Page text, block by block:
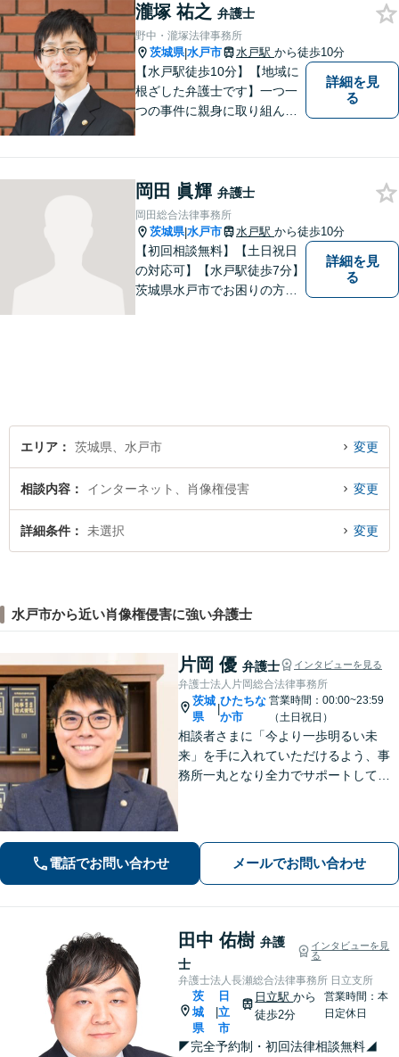
いたします。お困りごとがあ
ればお気軽にご相談くださ
い。
瀧塚 祐之 弁護士
野中・瀧塚法律事務所
茨城県|水戸市 水戸駅 から徒歩10分
【水戸駅徒歩10分】【地域に
根ざした弁護士です】一つ一
つの事件に親身に取り組んで
把握した上で、正当な権利を
守るために丁寧な対応を致し
ます。
詳細を見
る
岡田 眞輝 弁護士
岡田総合法律事務所
茨城県|水戸市 水戸駅 から徒歩10分
【初回相談無料】【土日祝日
の対応可】【水戸駅徒歩7分】
茨城県水戸市でお困りの方
詳細を見
る
エリア 茨城県、水戸市 変更
相談内容 インターネット、肖像権侵害 変更
詳細条件 未選択 変更
水戸市から近い肖像権侵害に強い弁護士
片岡 優 弁護士 インタビューを見る
弁護士法人片岡総合法律事務所
茨城
県
ひたちな
か市
営業時間：00:00~23:59
（土日祝日）
相談者さまに「今より一歩明るい未
来」を手に入れていただけるよう、事
務所一丸となり全力でサポートしてま
幅広く対応します【初回相談無料】
【土日祝対応可】
電話でお問い合わせ メールでお問い合わせ
田中 佑樹 弁護
士
インタビューを見
る
弁護士法人長瀬総合法律事務所 日立支所
茨
城
県
日
立
市
日立駅から
徒歩2分
営業時間：本
日定休日
◤完全予約制・初回法律相談無料◢